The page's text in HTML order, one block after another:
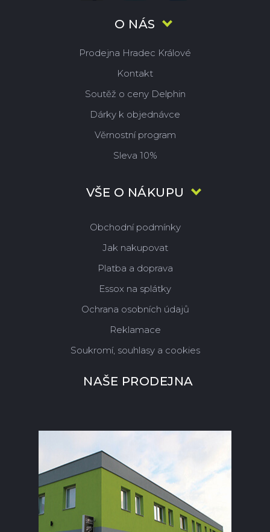
O NÁS
Prodejna Hradec Králové
Kontakt
Soutěž o ceny Delphin
Dárky k objednávce
Věrnostní program
Sleva 10%
VŠE O NÁKUPU
Obchodní podmínky
Jak nakupovat
Platba a doprava
Essox na splátky
Ochrana osobních údajů
Reklamace
Soukromí, souhlasy a cookies
NAŠE PRODEJNA